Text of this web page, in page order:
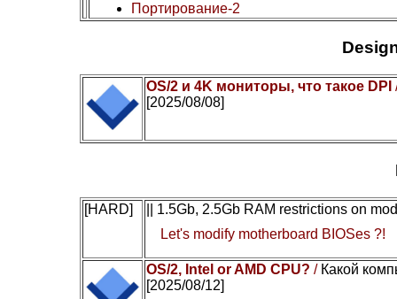
Портирование-2
OS/2 и 4K мониторы, что такое DPI
[2025/08/08]
[HARD]
|| 1.5Gb, 2.5Gb RAM restrictions on
Let's modify motherboard BIOSes ?!
OS/2, Intel or AMD CPU? / Какой
[2025/08/12]